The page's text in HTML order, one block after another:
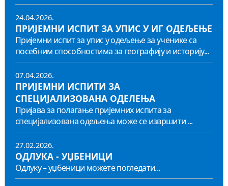
24.04.2026.
ПРИЈЕМНИ ИСПИТ ЗА УПИС У ИГ ОДЕЉЕЊЕ
Пријемни испит за упис у одељење за ученике са
посебним способностима за географију и историју...
07.04.2026.
ПРИЈЕМНИ ИСПИТИ ЗА
СПЕЦИЈАЛИЗОВАНА ОДЕЛЕЊА
Пријава за полагање пријемних испита за
специјализована одељења може се извршити ...
27.02.2026.
ОДЛУКА - УЏБЕНИЦИ
Одлуку – уџбеници можете погледати...